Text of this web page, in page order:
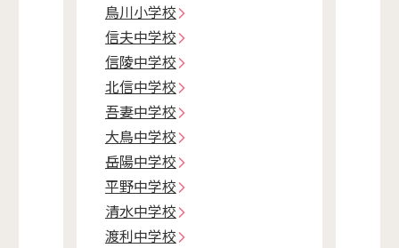
鳥川小学校
信夫中学校
信陵中学校
北信中学校
吾妻中学校
大鳥中学校
岳陽中学校
平野中学校
清水中学校
渡利中学校